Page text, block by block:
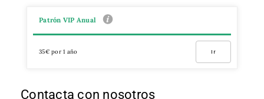
Patrón VIP Anual
35€ por 1 año Ir
Contacta con nosotros